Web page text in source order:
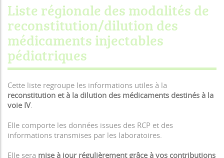
Liste régionale des modalités de
reconstitution/dilution des
médicaments injectables
pédiatriques
Cette liste regroupe les informations utiles à la
reconstitution et à la dilution des médicaments destinés à la
voie IV.
Elle comporte les données issues des RCP et des
informations transmises par les laboratoires.
Elle sera mise à jour régulièrement grâce à vos contributions